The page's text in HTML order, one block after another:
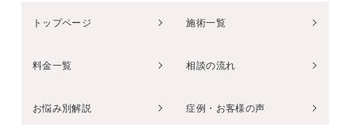
トップページ 施術一覧
料金一覧 相談の流れ
お悩み別解説 症例・お客様の声